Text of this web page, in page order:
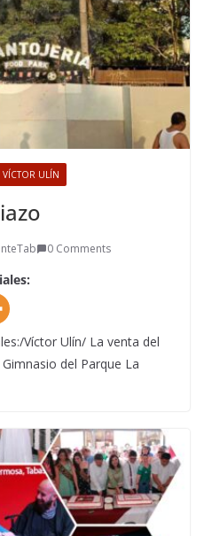
VÍCTOR ULÍN
0 Comments
Víctor Ulín/ La venta del
del Parque La